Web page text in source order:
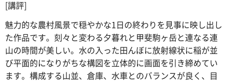
[講評]
魅力的な農村風景で穏やかな1日の終わりを見事に映し出し
た作品です。刻々と変わる夕暮れと甲斐駒ヶ岳と連なる連
山の時間が美しい。水の入った田んぼに放射線状に稲が並
び平面的になりがちな構図を立体的に画面を引き締めてい
ます。構成する山並、倉庫、水車とのバランスが良く、目